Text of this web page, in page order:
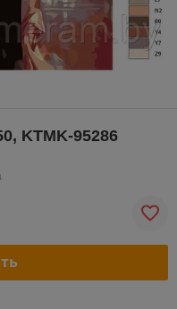
KTMK-95286